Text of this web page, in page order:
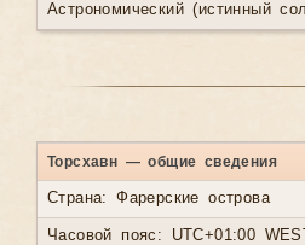
Астрономический (истинный
Торсхавн — общие сведения
Страна: Фарерские острова
Часовой пояс: UTC+01:00